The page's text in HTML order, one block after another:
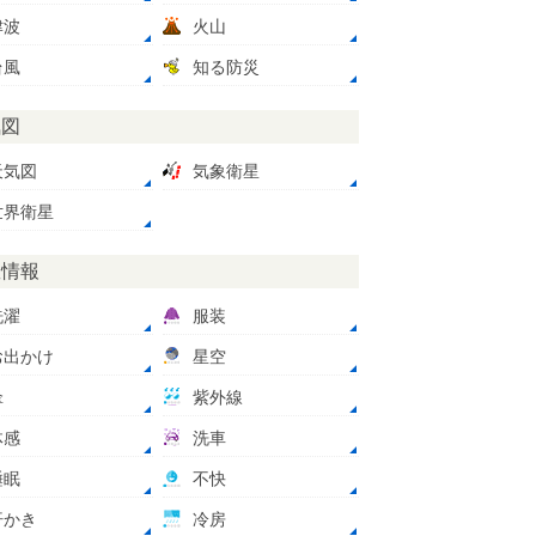
火山
風 知る防災
気図 気象衛星
界衛星
報
服装
出かけ 星空
紫外線
感 洗車
眠 不快
き 冷房